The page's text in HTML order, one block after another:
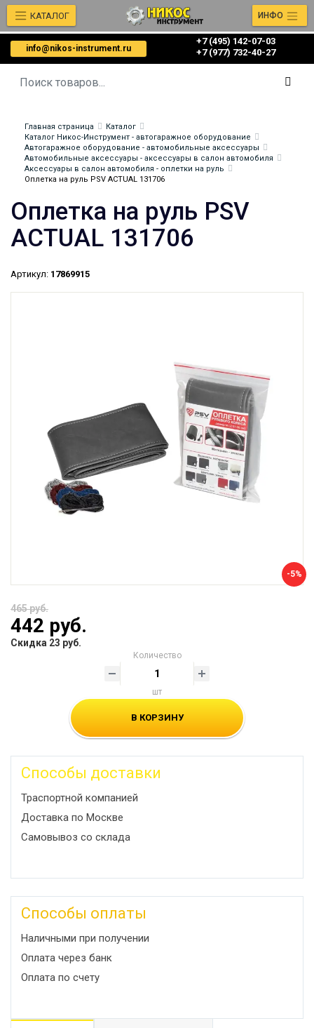
info@nikos-instrument.ru
+7 (495) 142-07-03
‎‎+7 (977) 732-40-27
КАТАЛОГ ИНФО
Главная страница
Каталог
Каталог Никос-Инструмент - автогаражное оборудование
Автогаражное оборудование - автомобильные аксессуары
Автомобильные аксессуары - аксессуары в салон автомобиля
Аксессуары в салон автомобиля - оплетки на руль
Оплетка на руль PSV ACTUAL 131706
Оплетка на руль PSV
ACTUAL 131706
Артикул: 17869915
-5%
465 руб.
442 руб.
Скидка 23 руб.
Количество
шт
В КОРЗИНУ
Способы доставки
Траспортной компанией
Доставка по Москве
Самовывоз со склада
Способы оплаты
Наличными при получении
Оплата через банк
Оплата по счету